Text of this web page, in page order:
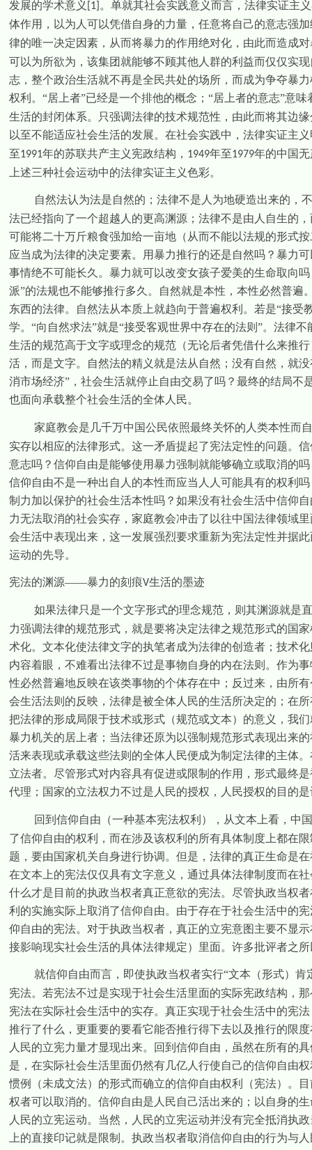
发展的学术意义 [1] 。单就其社会实践意义而言，法律实证主
体作用，以为人可以凭借自身的力量，任意将自己的意志强
律的唯一决定因素，从而将暴力的作用绝对化，由此而造成
可以为所欲为，该集团就能够不顾其他人群的利益而仅仅实
志，整个政治生活就不再是全民共处的场所，而成为争夺暴
权利。“居上者”已经是一个排他的概念；“居上者的意志”意
生活的封闭体系。只强调法律的技术规范性，由此而将其边
以至不能适应社会生活的发展。在社会实践中，法律实证主
至1991年的苏联共产主义宪政结构， 1949年至1979年的中国
上述三种社会运动中的法律实证主义色彩。
自然法认为法是自然的；法律不是人为地硬造出来的，
法已经指向了一个超越人的更高渊源；法律不是由人自生的
可能将二十万斤粮食强加给一亩地（从而不能以法规的形式
应当成为法律的决定要素。用暴力推行的还是自然吗？暴力
事情绝不可能长久。暴力就可以改变女孩子爱美的生命取向
派”的法规也不能够推行多久。自然就是本性，本性必然普
东西的法律。自然法从本质上就趋向于普遍权利。若是“接受
学。“向自然求法”就是“接受客观世界中存在的法则”。法律
生活的规范高于文字或理念的规范（无论后者凭借什么来推
活，而是文字。自然法的精义就是法从自然；没有自然，就
消市场经济”，社会生活就停止自由交易了吗？最终的结局
也面向承载整个社会生活的全体人民。
家庭教会是几千万中国公民依照最终关怀的人类本性而
实存以相应的法律形式。这一矛盾提起了宪法定性的问题。
意志吗？信仰自由是能够使用暴力强制就能够确立或取消的
信仰自由不是一种出自人的本性而应当人人可能具有的权利
制力加以保护的社会生活本性吗？如果没有社会生活中信仰
力无法取消的社会实存，家庭教会冲击了以往中国法律领域
会生活中表现出来，这一发展强烈要求重新为宪法定性并据
运动的先导。
宪法的渊源——暴力的刻痕V生活的墨迹
如果法律只是一个文字形式的理念规范，则其渊源就是
力强调法律的规范形式，就是要将决定法律之规范形式的国
术化。文本化使法律文字的执笔者成为法律的创造者；技术
内容着眼，不难看出法律不过是事物自身的内在法则。作为
性必然普遍地反映在该类事物的个体存在中；反过来，由所
会生活法则的反映，法律是被全体人民的生活所决定的；在
把法律的形成局限于技术或形式（规范或文本）的意义，我
暴力机关的居上者；当法律还原为以强制规范形式表现出来
活来表现或承载这些法则的全体人民便成为制定法律的主体
立法者。尽管形式对内容具有促进或限制的作用，形式最终
代理；国家的立法权力不过是人民的授权，人民授权的目的
回到信仰自由（一种基本宪法权利），从文本上看，中
了信仰自由的权利，而在涉及该权利的所有具体制度上都在
题，要由国家机关自身进行协调。但是，法律的真正生命是
在文本上的宪法仅仅具有文字意义，通过具体法律制度而在
什么才是目前的执政当权者真正意欲的宪法。尽管执政当权
利的实施实际上取消了信仰自由。由于存在于社会生活中的
仰自由的宪法。对于执政当权者，真正的立宪意图主要不显
接影响现实社会生活的具体法律规定）里面。许多批评者之
就信仰自由而言，即使执政当权者实行“文本（形式）
宪法。若宪法不过是实现于社会生活里面的实际宪政结构，
宪法在实际社会生活中的实存。真正实现于社会生活中的宪
推行了什么，更重要的要看它能否推行得下去以及推行的限
人民的立宪力量才显现出来。回到信仰自由，虽然在所有的
是，在实际社会生活里面仍然有几亿人行使自己的信仰自由
惯例（未成文法）的形式而确立的信仰自由权利（宪法）。
权者可以取消的。信仰自由是人民自己活出来的；以自身的
人民的立宪运动。当然，人民的立宪运动并没有完全抵消执
上的直接印记就是限制。执政当权者取消信仰自由的行为与